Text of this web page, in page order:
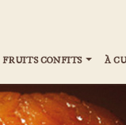
FRUITS CONFITS À